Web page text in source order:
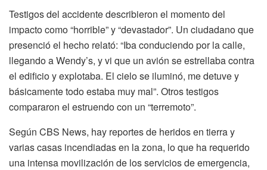
Testigos del accidente describieron el momento del
impacto como “horrible” y “devastador”. Un ciudadano que
presenció el hecho relató: “Iba conduciendo por la calle,
llegando a Wendy’s, y vi que un avión se estrellaba contra
el edificio y explotaba. El cielo se iluminó, me detuve y
básicamente todo estaba muy mal”. Otros testigos
compararon el estruendo con un “terremoto”.
Según CBS News, hay reportes de heridos en tierra y
varias casas incendiadas en la zona, lo que ha requerido
una intensa movilización de los servicios de emergencia,